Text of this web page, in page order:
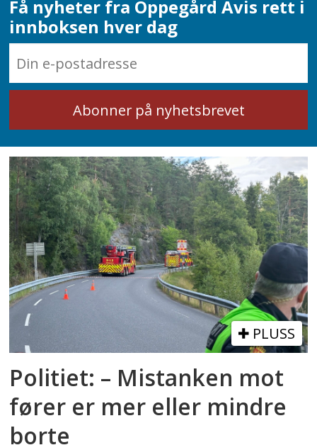
Få nyheter fra Oppegård Avis rett i
innboksen hver dag
PLUSS
Politiet: – Mistanken mot
fører er mer eller mindre
borte